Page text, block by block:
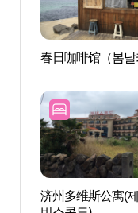
春日咖啡馆（봄날
济州多维斯公寓(